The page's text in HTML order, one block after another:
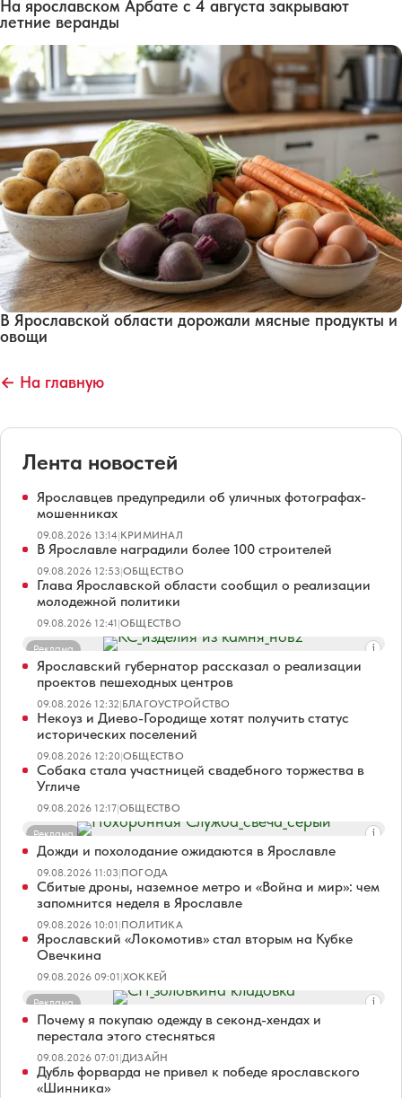
На ярославском Арбате с 4 августа закрывают
летние веранды
В Ярославской области дорожали мясные продукты и
овощи
← На главную
Лента новостей
Ярославцев предупредили об уличных фотографах-
мошенниках
09.08.2026 13:14|КРИМИНАЛ
В Ярославле наградили более 100 строителей
09.08.2026 12:53|ОБЩЕСТВО
Глава Ярославской области сообщил о реализации
молодежной политики
09.08.2026 12:41|ОБЩЕСТВО
Реклама
Ярославский губернатор рассказал о реализации
проектов пешеходных центров
09.08.2026 12:32|БЛАГОУСТРОЙСТВО
Некоуз и Диево-Городище хотят получить статус
исторических поселений
09.08.2026 12:20|ОБЩЕСТВО
Собака стала участницей свадебного торжества в
Угличе
09.08.2026 12:17|ОБЩЕСТВО
Реклама
Дожди и похолодание ожидаются в Ярославле
09.08.2026 11:03|ПОГОДА
Сбитые дроны, наземное метро и «Война и мир»: чем
запомнится неделя в Ярославле
09.08.2026 10:01|ПОЛИТИКА
Ярославский «Локомотив» стал вторым на Кубке
Овечкина
09.08.2026 09:01|ХОККЕЙ
Реклама
Почему я покупаю одежду в секонд-хендах и
перестала этого стесняться
09.08.2026 07:01|ДИЗАЙН
Дубль форварда не привел к победе ярославского
«Шинника»